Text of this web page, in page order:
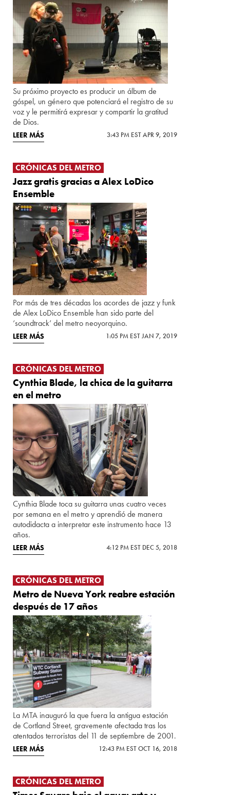
Su próximo proyecto es producir un álbum de
góspel, un género que potenciará el registro de su
voz y le permitirá expresar y compartir la gratitud
de Dios.
LEER MÁS 3:43 PM EST APR 9, 2019
CRÓNICAS DEL METRO
Jazz gratis gracias a Alex LoDico
Ensemble
Por más de tres décadas los acordes de jazz y funk
de Alex LoDico Ensemble han sido parte del
‘soundtrack’ del metro neoyorquino.
LEER MÁS 1:05 PM EST JAN 7, 2019
CRÓNICAS DEL METRO
Cynthia Blade, la chica de la guitarra
en el metro
Cynthia Blade toca su guitarra unas cuatro veces
por semana en el metro y aprendió de manera
autodidacta a interpretar este instrumento hace 13
años.
LEER MÁS 4:12 PM EST DEC 5, 2018
CRÓNICAS DEL METRO
Metro de Nueva York reabre estación
después de 17 años
La MTA inauguró la que fuera la antigua estación
de Cortland Street, gravemente afectada tras los
atentados terroristas del 11 de septiembre de 2001.
LEER MÁS 12:43 PM EST OCT 16, 2018
CRÓNICAS DEL METRO